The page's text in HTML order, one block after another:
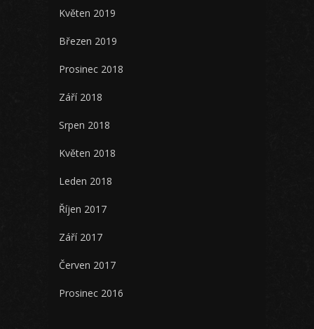
Květen 2019
Březen 2019
Prosinec 2018
Září 2018
Srpen 2018
Květen 2018
Leden 2018
Říjen 2017
Září 2017
Červen 2017
Prosinec 2016